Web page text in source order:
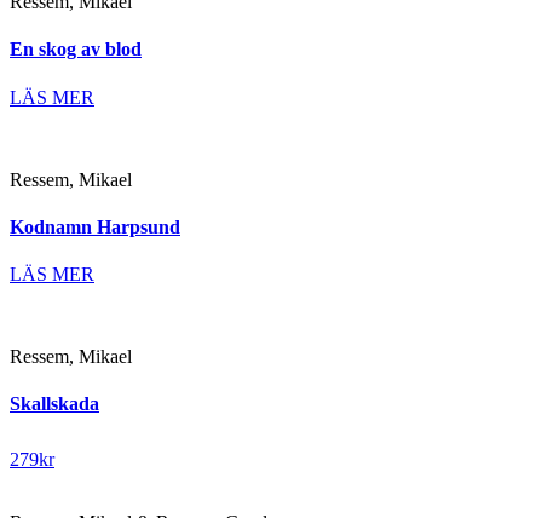
En skog av blod
LÄS MER
Ressem, Mikael
Kodnamn Harpsund
LÄS MER
Ressem, Mikael
Skallskada
279kr